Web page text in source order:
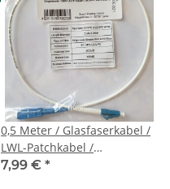
0,5 Meter / Glasfaserkabel /
LWL-Patchkabel /
Singlemode / G657.A2
7,99 € *